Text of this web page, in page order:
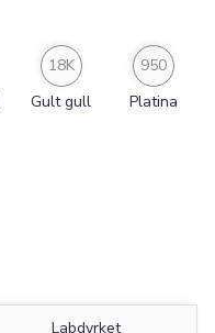
Labdyrket
18K
Gult gull
950
Platina